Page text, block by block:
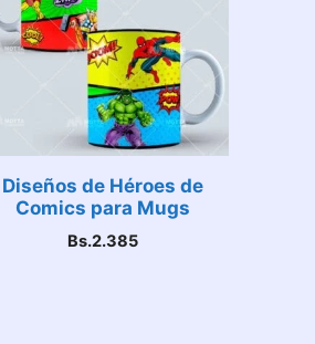
Diseños de Héroes de
Comics para Mugs
Bs.2.385